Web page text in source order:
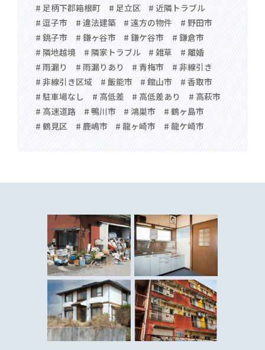
# 足柄下郡箱根町
# 足立区
# 近隣トラブル
# 逗子市
# 違法建築 # 遠方の物件
# 野田市
# 銚子市
# 鎌ヶ谷市 # 鎌ケ谷市
# 鎌倉市
# 隣地越境
# 隣家トラブル # 雑草
# 離婚
# 雨漏り
# 雨漏りあり # 青梅市
# 非線引き
# 非線引き区域
# 飯能市 # 館山市
# 香取市
# 駐車場なし
# 高低差 # 高低差あり
# 高萩市
# 高速道路
# 鴨川市 # 鴻巣市
# 鶴ヶ島市
# 鶴見区
# 鹿嶋市 # 龍ヶ崎市 # 龍ケ崎市